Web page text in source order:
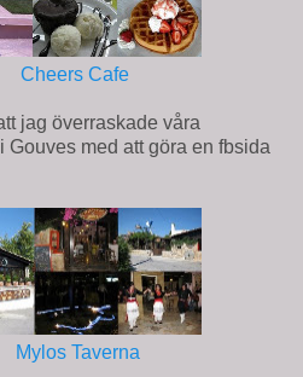
Cheers Cafe
jag överraskade våra
med att göra en fbsida
Mylos Taverna